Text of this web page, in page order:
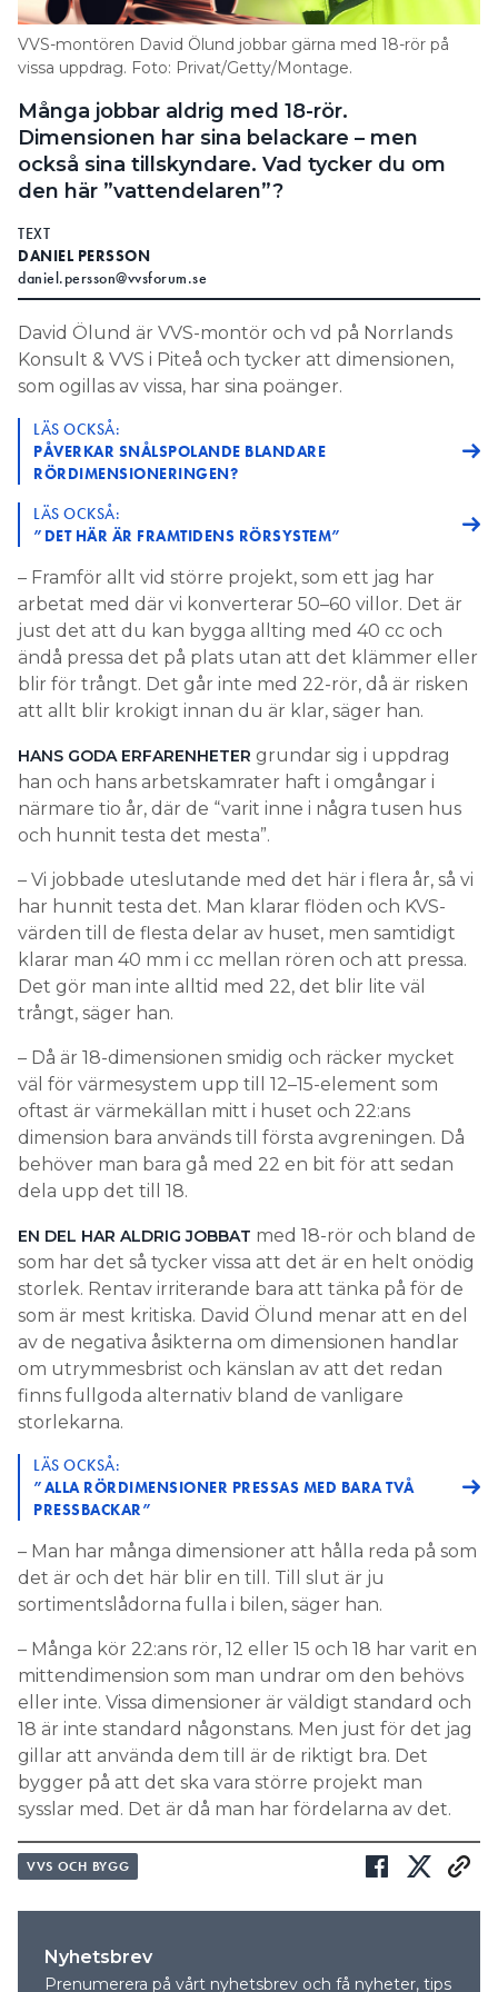
Information om GDPR
Search for:
SEARCH
VVS-montören David Ölund jobbar gärna med 18-rör på
vissa uppdrag. Foto: Privat/Getty/Montage.
Många jobbar aldrig med 18-rör.
Dimensionen har sina belackare – men
också sina tillskyndare. Vad tycker du om
den här ”vattendelaren”?
TEXT
DANIEL PERSSON
daniel.persson@vvsforum.se
David Ölund är VVS-montör och vd på Norrlands
Konsult & VVS i Piteå och tycker att dimensionen,
som ogillas av vissa, har sina poänger.
LÄS OCKSÅ:
PÅVERKAR SNÅLSPOLANDE BLANDARE
RÖRDIMENSIONERINGEN?
LÄS OCKSÅ:
”DET HÄR ÄR FRAMTIDENS RÖRSYSTEM”
– Framför allt vid större projekt, som ett jag har
arbetat med där vi konverterar 50–60 villor. Det är
just det att du kan bygga allting med 40 cc och
ändå pressa det på plats utan att det klämmer eller
blir för trångt. Det går inte med 22-rör, då är risken
att allt blir krokigt innan du är klar, säger han.
HANS GODA ERFARENHETER grundar sig i uppdrag
han och hans arbetskamrater haft i omgångar i
närmare tio år, där de “varit inne i några tusen hus
och hunnit testa det mesta”.
– Vi jobbade uteslutande med det här i flera år, så vi
har hunnit testa det. Man klarar flöden och KVS-
värden till de flesta delar av huset, men samtidigt
klarar man 40 mm i cc mellan rören och att pressa.
Det gör man inte alltid med 22, det blir lite väl
trångt, säger han.
– Då är 18-dimensionen smidig och räcker mycket
väl för värmesystem upp till 12–15-element som
oftast är värmekällan mitt i huset och 22:ans
dimension bara används till första avgreningen. Då
behöver man bara gå med 22 en bit för att sedan
dela upp det till 18.
EN DEL HAR ALDRIG JOBBAT med 18-rör och bland de
som har det så tycker vissa att det är en helt onödig
storlek. Rentav irriterande bara att tänka på för de
som är mest kritiska. David Ölund menar att en del
av de negativa åsikterna om dimensionen handlar
om utrymmesbrist och känslan av att det redan
finns fullgoda alternativ bland de vanligare
storlekarna.
LÄS OCKSÅ:
”ALLA RÖRDIMENSIONER PRESSAS MED BARA TVÅ
PRESSBACKAR”
– Man har många dimensioner att hålla reda på som
det är och det här blir en till. Till slut är ju
sortimentslådorna fulla i bilen, säger han.
– Många kör 22:ans rör, 12 eller 15 och 18 har varit en
mittendimension som man undrar om den behövs
eller inte. Vissa dimensioner är väldigt standard och
18 är inte standard någonstans. Men just för det jag
gillar att använda dem till är de riktigt bra. Det
bygger på att det ska vara större projekt man
sysslar med. Det är då man har fördelarna av det.
VVS OCH BYGG
Nyhetsbrev
Prenumerera på vårt nyhetsbrev och få nyheter, tips